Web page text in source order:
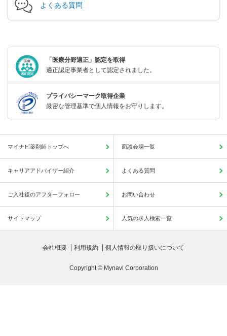
よくある質問
「医療分野適正」認定を取得
適正認定事業者として認定されました。
プライバシーマーク取得企業
厳密な管理基準で個人情報をお守りします。
マイナビ薬剤師トップへ 面談会場一覧
キャリアアドバイザー紹介 よくある質問
ご入社後のアフターフォロー お問い合わせ
サイトマップ 人気の求人検索一覧
会社概要 利用規約 個人情報の取り扱いについて
Copyright © Mynavi Corporation